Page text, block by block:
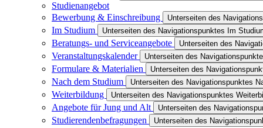
Studienangebot
Bewerbung & Einschreibung
Unterseiten des
Im Studium Unterseiten des Navigationspunktes Im
Beratungs- und Serviceangebote Unterseiten des
Veranstaltungskalender Unterseiten des
Formulare & Materialien Unterseiten des
Nach dem Studium Unterseiten des Navigationspunktes
Weiterbildung Unterseiten des Navigationspunktes
Angebote für Jung und Alt Unterseiten des
Studierendenbefragungen Unterseiten des